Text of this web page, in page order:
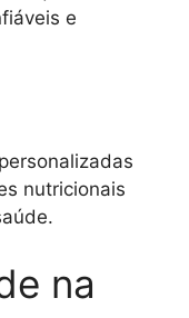
e
nutricionais
na